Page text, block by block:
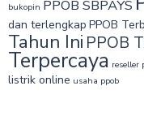
bukopin PPOB SBPAYS
dan terlengkap PPOB
Tahun Ini PPOB
Terpercaya reseller
listrik online usaha ppob